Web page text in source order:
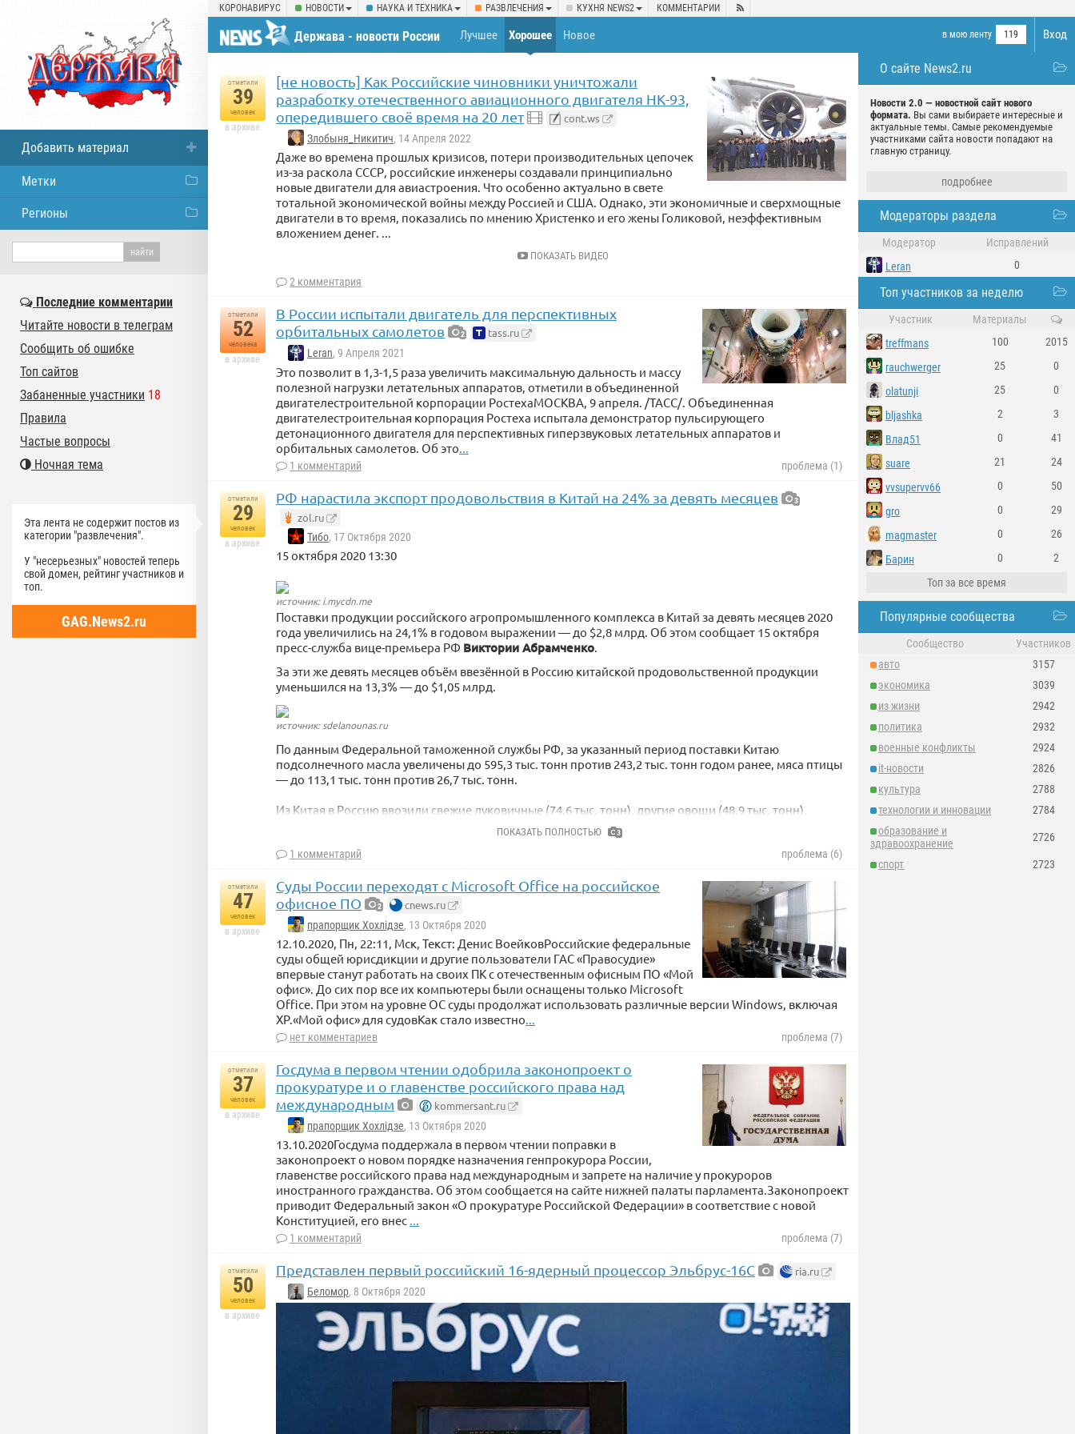
КОРОНАВИРУС НОВОСТИ НАУКА И ТЕХНИКА РАЗВЛЕЧЕНИЯ КУХНЯ NEWS2 КОММЕНТАРИИ 
Вход
Держава - новости России в мою ленту 119
Лучшее Хорошее Новое
О сайте News2.ru
Новости 2.0 — новостной сайт нового
формата. Вы сами выбираете интересные и
актуальные темы. Самые рекомендуемые
участниками сайта новости попадают на
главную страницу.
подробнее
Модераторы раздела
Модератор
Исправлений
Leran
0
Топ участников за неделю
Участник
Материалы
treffmans
100
2015
rauchwerger
25
0
olatunji
25
0
bljashka
2
3
Влад51
0
41
suare
21
24
vvsupervv66
0
50
gro
0
29
magmaster
0
26
Барин
0
2
Топ за все время
Популярные сообщества
Сообщество
Участников
авто
3157
экономика
3039
из жизни
2942
политика
2932
военные конфликты
2924
it-новости
2826
культура
2788
технологии и инновации
2784
образование и
здравоохранение
2726
спорт 2723
отметили
39
человек
в архиве
[не новость] Как Российские чиновники уничтожали
разработку отечественного авиационного двигателя НК-93,
опередившего своё время на 20 лет
cont.ws
Злобыня_Никитич, 14 Апреля 2022
Даже во времена прошлых кризисов, потери производительных цепочек
из-за раскола СССР, российские инженеры создавали принципиально
новые двигатели для авиастроения. Что особенно актуально в свете
тотальной экономической войны между Россией и США. Однако, эти экономичные и сверхмощные
двигатели в то время, показались по мнению Христенко и его жены Голиковой, неэффективным
вложением денег. ...
ПОКАЗАТЬ ВИДЕО
2 комментария
отметили
52
человека
в архиве
В России испытали двигатель для перспективных
орбитальных самолетов
2 tass.ru
Leran, 9 Апреля 2021
Это позволит в 1,3-1,5 раза увеличить максимальную дальность и массу
полезной нагрузки летательных аппаратов, отметили в объединенной
двигателестроительной корпорации РостехаМОСКВА, 9 апреля. /ТАСС/. Объединенная
двигателестроительная корпорация Ростеха испытала демонстратор пульсирующего
детонационного двигателя для перспективных гиперзвуковых летательных аппаратов и
орбитальных самолетов. Об это
1 комментарий проблема (1)
отметили
29
человек
в архиве
РФ нарастила экспорт продовольствия в Китай на 24% за девять месяцев 3
zol.ru
Тибо, 17 Октября 2020
15 октября 2020 13:30
источник: i.mycdn.me
Поставки продукции российского агропромышленного комплекса в Китай за девять месяцев 2020
года увеличились на 24,1% в годовом выражении — до $2,8 млрд. Об этом сообщает 15 октября
пресс-служба вице-премьера РФ Виктории Абрамченко.
За эти же девять месяцев объём ввезённой в Россию китайской продовольственной продукции
уменьшился на 13,3% — до $1,05 млрд.
источник: sdelanounas.ru
По данным Федеральной таможенной службы РФ, за указанный период поставки Китаю
подсолнечного масла увеличены до 595,3 тыс. тонн против 243,2 тыс. тонн годом ранее, мяса птицы
— до 113,1 тыс. тонн против 26,7 тыс. тонн.
Из Китая в Россию ввозили свежие луковичные (74,6 тыс. тонн), другие овощи (48,9 тыс. тонн),
консервированные томаты (47,2 тыс. тонн), морковь, репу, свеклу (40,9 тыс. тонн), однако импорт
источник: sdelanounas.ru
ПОКАЗАТЬ ПОЛНОСТЬЮ 3
1 комментарий проблема (6)
отметили
47
человек
в архиве
Суды России переходят с Microsoft Office на российское
офисное ПО
2 cnews.ru
прапорщик Хохлідзе, 13 Октября 2020
12.10.2020, Пн, 22:11, Мск, Текст: Денис ВоейковРоссийские федеральные
суды общей юрисдикции и другие пользователи ГАС «Правосудие»
впервые станут работать на своих ПК с отечественным офисным ПО «Мой
офис». До сих пор все их компьютеры были оснащены только Microsoft
Office. При этом на уровне ОС суды продолжат использовать различные версии Windows, включая
XP.«Мой офис» для судовКак стало известно...
нет комментариев проблема (7)
отметили
37
человек
в архиве
Госдума в первом чтении одобрила законопроект о
прокуратуре и о главенстве российского права над
международным
kommersant.ru
прапорщик Хохлідзе, 13 Октября 2020
13.10.2020Госдума поддержала в первом чтении поправки в
законопроект о новом порядке назначения генпрокурора России,
главенстве российского права над международным и запрете на наличие у прокуроров
иностранного гражданства. Об этом сообщается на сайте нижней палаты парламента.Законопроект
приводит Федеральный закон «О прокуратуре Российской Федерации» в соответствие с новой
Конституцией, его внес ...
1 комментарий проблема (7)
отметили
50
человек
в архиве
Представлен первый российский 16-ядерный процессор Эльбрус-16С ria.ru
Беломор, 8 Октября 2020
Добавить материал
Метки
Регионы
Последние комментарии
Читайте новости в телеграм
Сообщить об ошибке
Топ сайтов
Забаненные участники 18
Правила
Частые вопросы
Ночная тема
Эта лента не содержит постов из
категории "развлечения".
У "несерьезных" новостей теперь
свой домен, рейтинг участников и
топ.
GAG.News2.ru